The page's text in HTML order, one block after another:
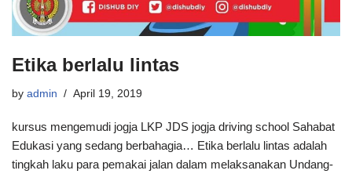
Etika berlalu lintas
by admin April 19, 2019
kursus mengemudi jogja LKP JDS jogja driving school Sahabat
Edukasi yang sedang berbahagia… Etika berlalu lintas adalah
tingkah laku para pemakai jalan dalam melaksanakan Undang-